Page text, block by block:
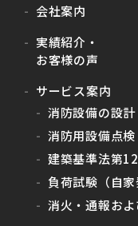
会社案内
実績紹介・
お客様の声
サービス案内
消防設備の設計
消防用設備点検
建築基準法第
負荷試験（自家
消火・通報お